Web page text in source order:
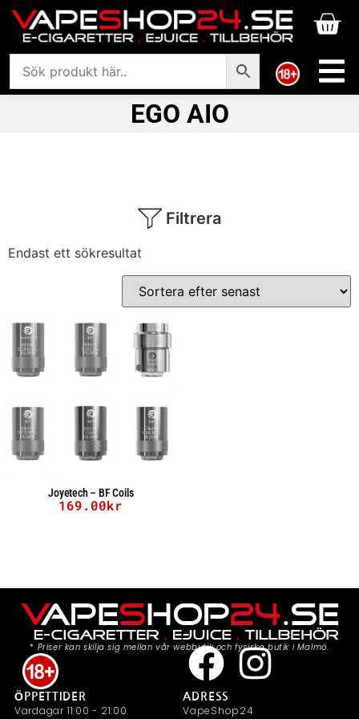
EGO AIO
Filtrera
Endast ett sökresultat
Joyetech – BF Coils
169.00kr
* Priser kan skilja sig mellan vår webbutik och fysiska butik i Malmö.
ÖPPETTIDER
Vardagar 11:00 - 21:00
ADRESS
VapeShop24